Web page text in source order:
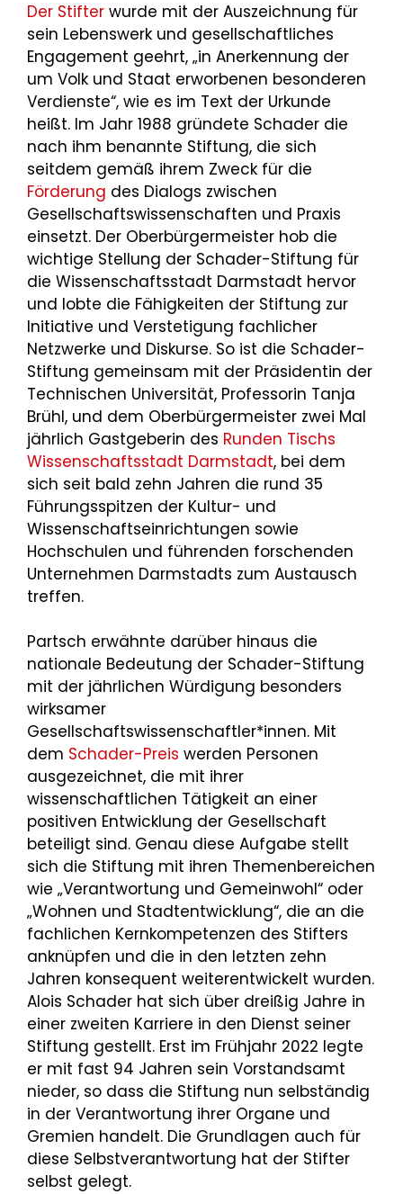
Der Stifter wurde mit der Auszeichnung für
sein Lebenswerk und gesellschaftliches
Engagement geehrt, „in Anerkennung der
um Volk und Staat erworbenen besonderen
Verdienste“, wie es im Text der Urkunde
heißt. Im Jahr 1988 gründete Schader die
nach ihm benannte Stiftung, die sich
seitdem gemäß ihrem Zweck für die
Förderung des Dialogs zwischen
Gesellschaftswissenschaften und Praxis
einsetzt. Der Oberbürgermeister hob die
wichtige Stellung der Schader-Stiftung für
die Wissenschaftsstadt Darmstadt hervor
und lobte die Fähigkeiten der Stiftung zur
Initiative und Verstetigung fachlicher
Netzwerke und Diskurse. So ist die Schader-
Stiftung gemeinsam mit der Präsidentin der
Technischen Universität, Professorin Tanja
Brühl, und dem Oberbürgermeister zwei Mal
jährlich Gastgeberin des Runden Tischs
Wissenschaftsstadt Darmstadt, bei dem
sich seit bald zehn Jahren die rund 35
Führungsspitzen der Kultur- und
Wissenschaftseinrichtungen sowie
Hochschulen und führenden forschenden
Unternehmen Darmstadts zum Austausch
treffen.
Partsch erwähnte darüber hinaus die
nationale Bedeutung der Schader-Stiftung
mit der jährlichen Würdigung besonders
wirksamer
Gesellschaftswissenschaftler*innen. Mit
dem Schader-Preis werden Personen
ausgezeichnet, die mit ihrer
wissenschaftlichen Tätigkeit an einer
positiven Entwicklung der Gesellschaft
beteiligt sind. Genau diese Aufgabe stellt
sich die Stiftung mit ihren Themenbereichen
wie „Verantwortung und Gemeinwohl“ oder
„Wohnen und Stadtentwicklung“, die an die
fachlichen Kernkompetenzen des Stifters
anknüpfen und die in den letzten zehn
Jahren konsequent weiterentwickelt wurden.
Alois Schader hat sich über dreißig Jahre in
einer zweiten Karriere in den Dienst seiner
Stiftung gestellt. Erst im Frühjahr 2022 legte
er mit fast 94 Jahren sein Vorstandsamt
nieder, so dass die Stiftung nun selbständig
in der Verantwortung ihrer Organe und
Gremien handelt. Die Grundlagen auch für
diese Selbstverantwortung hat der Stifter
selbst gelegt.